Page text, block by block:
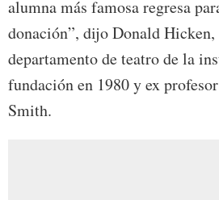
alumna más famosa regresa
donación”, dijo Donald
departamento de teatro de la
fundación en 1980 y ex
Smith.